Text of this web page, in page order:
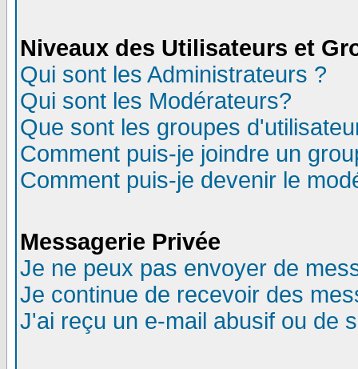
Niveaux des Utilisateurs et
Qui sont les Administrateurs ?
Qui sont les Modérateurs?
Que sont les groupes
Comment puis-je joindre un
Comment puis-je devenir le
Messagerie Privée
Je ne peux pas envoyer de
Je continue de recevoir des
J'ai reçu un e-mail abusif ou de